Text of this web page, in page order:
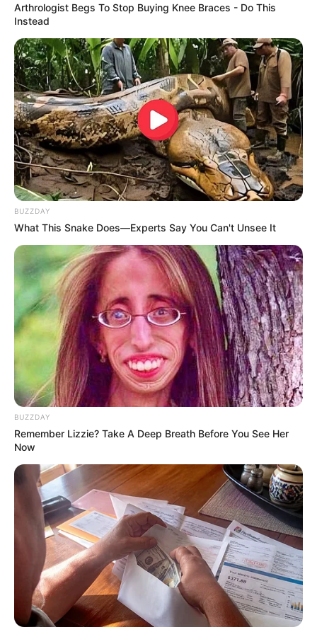
Men 45+ Are Trying This To Perform Better
MEDVI
Men, You Don't Need Viagra If You Do This Once A
MEDVI
4x Stronger Than Viagra! This To Perform Better
MEDVI
Arthrologist Begs To Stop Buying Knee Braces - Do This
Instead
BUZZDAY
What This Snake Does—Experts Say You Can't Unsee It
BUZZDAY
Remember Lizzie? Take A Deep Breath Before You See Her
Now